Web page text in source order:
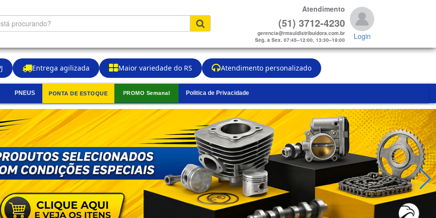
Entrega agilizada Maior variedade do RS Atendimento personalizado
Atendimento
(51) 3712-4230
gerencia@rmsuldistribuidora.com.br
Seg. a Sex. 07:45–12:00, 13:30–18:00
Login
PNEUS PONTA DE ESTOQUE PROMO Semanal Politica de Privacidade